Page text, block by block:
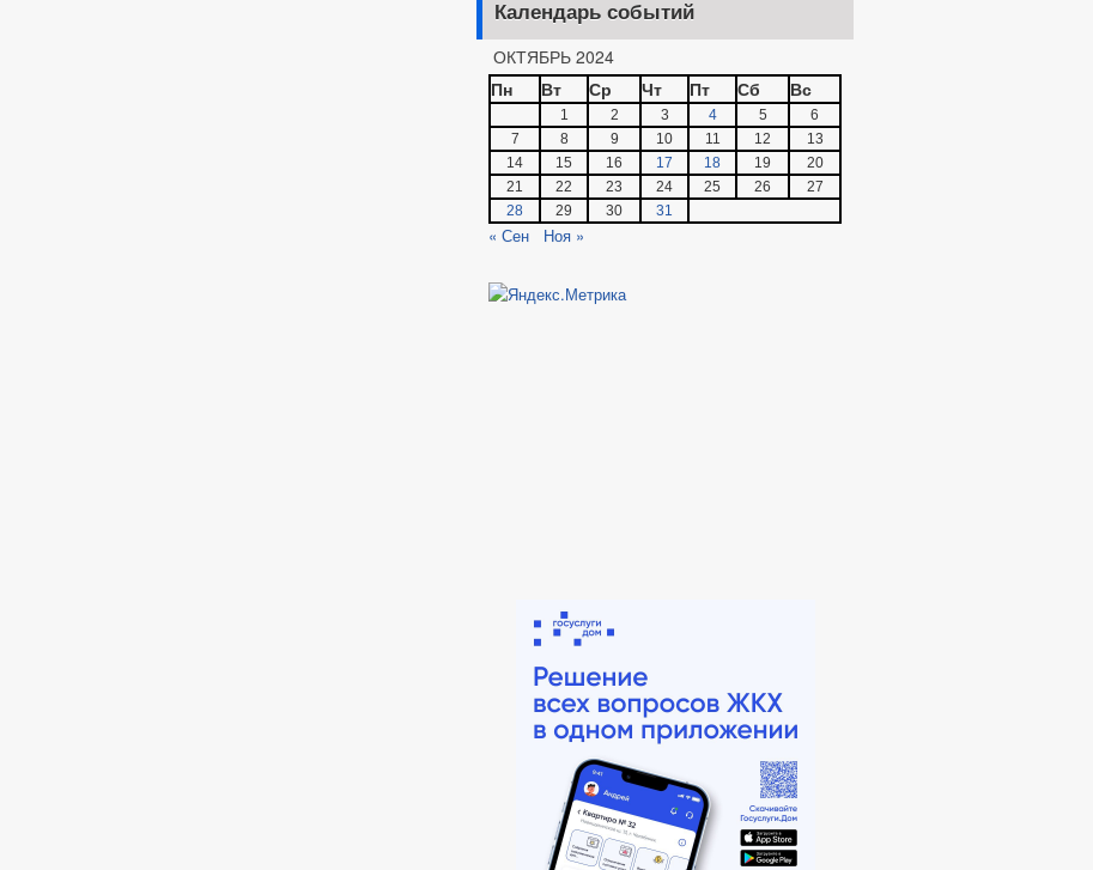
Календарь событий
ОКТЯБРЬ 2024
Пн
Вт Ср Чт Пт Сб Вс
1 2 3 4 5
6
7
8 9 10 11 12
13
14
15 16 17 18 19
20
21
22 23 24 25 26
27
28
29 30 31
« Сен Ноя »